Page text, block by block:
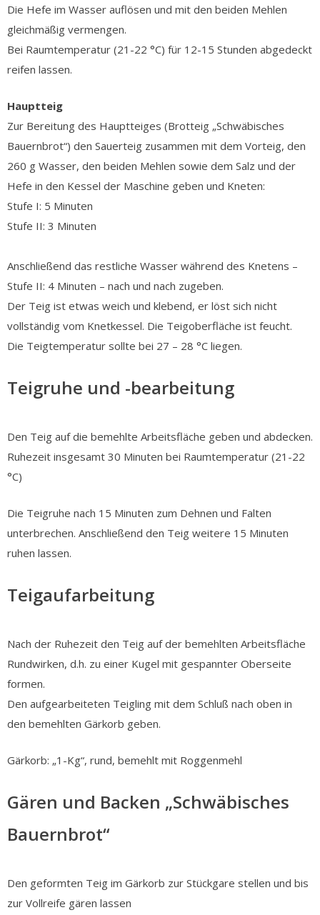
Die Hefe im Wasser auflösen und mit den beiden Mehlen
gleichmäßig vermengen.
Bei Raumtemperatur (21-22 °C) für 12-15 Stunden abgedeckt
reifen lassen.
Hauptteig
Zur Bereitung des Hauptteiges (Brotteig „Schwäbisches
Bauernbrot“) den Sauerteig zusammen mit dem Vorteig, den
260 g Wasser, den beiden Mehlen sowie dem Salz und der
Hefe in den Kessel der Maschine geben und Kneten:
Stufe I: 5 Minuten
Stufe II: 3 Minuten
Anschließend das restliche Wasser während des Knetens –
Stufe II: 4 Minuten – nach und nach zugeben.
Der Teig ist etwas weich und klebend, er löst sich nicht
vollständig vom Knetkessel. Die Teigoberfläche ist feucht.
Die Teigtemperatur sollte bei 27 – 28 °C liegen.
Teigruhe und -bearbeitung
Den Teig auf die bemehlte Arbeitsfläche geben und abdecken.
Ruhezeit insgesamt 30 Minuten bei Raumtemperatur (21-22
°C)
Die Teigruhe nach 15 Minuten zum Dehnen und Falten
unterbrechen. Anschließend den Teig weitere 15 Minuten
ruhen lassen.
Teigaufarbeitung
Nach der Ruhezeit den Teig auf der bemehlten Arbeitsfläche
Rundwirken, d.h. zu einer Kugel mit gespannter Oberseite
formen.
Den aufgearbeiteten Teigling mit dem Schluß nach oben in
den bemehlten Gärkorb geben.
Gärkorb: „1-Kg“, rund, bemehlt mit Roggenmehl
Gären und Backen „Schwäbisches
Bauernbrot“
Den geformten Teig im Gärkorb zur Stückgare stellen und bis
zur Vollreife gären lassen